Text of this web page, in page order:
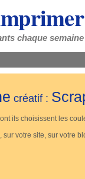
chaque
créatif :
ils choisissent les
sur votre site, sur votre